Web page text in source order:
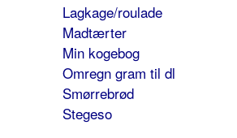
Lagkage/roulade
Madtærter
Min kogebog
Omregn gram til dl
Smørrebrød
Stegeso